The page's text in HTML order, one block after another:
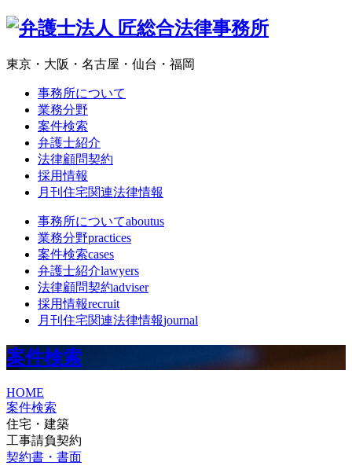
東京・大阪・名古屋・仙台・福岡
事務所について
業務分野
案件検索
弁護士紹介
法律顧問契約
採用情報
月刊住宅関連法律情報
事務所についてaboutus
業務分野practices
案件検索cases
弁護士紹介lawyers
法律顧問契約adviser
採用情報recruit
月刊住宅関連法律情報journal
案件検索
HOME
案件検索
住宅・建築
工事請負契約
契約書・書面